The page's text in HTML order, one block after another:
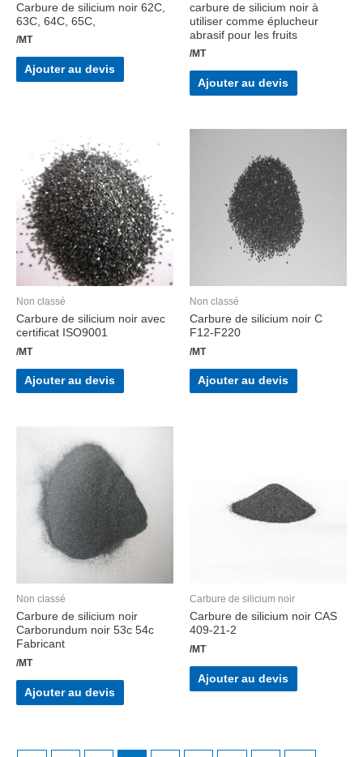
Carbure de silicium noir 62C,
63C, 64C, 65C,
/MT
Ajouter au devis
carbure de silicium noir à
utiliser comme éplucheur
abrasif pour les fruits
/MT
Ajouter au devis
Non classé
Carbure de silicium noir avec
certificat ISO9001
/MT
Ajouter au devis
Non classé
Carbure de silicium noir C
F12-F220
/MT
Ajouter au devis
Non classé
Carbure de silicium noir
Carborundum noir 53c 54c
Fabricant
/MT
Ajouter au devis
Carbure de silicium noir
Carbure de silicium noir CAS
409-21-2
/MT
Ajouter au devis